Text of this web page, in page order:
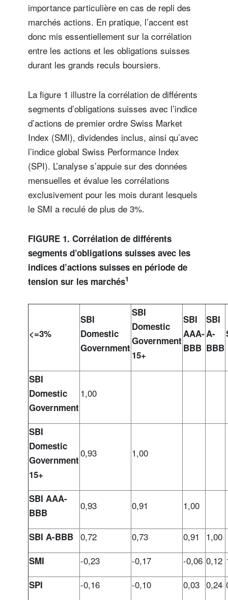
importance particulière en cas de repli des
marchés actions. En pratique, l’accent est
donc mis essentiellement sur la corrélation
entre les actions et les obligations suisses
durant les grands reculs boursiers.
La figure 1 illustre la corrélation de différents
segments d’obligations suisses avec l’indice
d’actions de premier ordre Swiss Market
Index (SMI), dividendes inclus, ainsi qu’avec
l’indice global Swiss Performance Index
(SPI). L’analyse s’appuie sur des données
mensuelles et évalue les corrélations
exclusivement pour les mois durant lesquels
le SMI a reculé de plus de 3%.
FIGURE 1. Corrélation de différents
segments d’obligations suisses avec les
indices d’actions suisses en période de
tension sur les marchés1
<=3%
SBI
Domestic
Government
SBI
Domestic
Government
15+
SBI
AAA-
BBB
SBI
A-
BBB
SBI
Domestic
Government
1,00
SBI
Domestic
Government
15+
0,93 1,00
SBI AAA-
BBB
0,93 0,91 1,00
SBI A-BBB 0,72 0,73 0,91 1,00
SMI -0,23 -0,17 -0,06 0,12
SPI -0,16 -0,10 0,03 0,24